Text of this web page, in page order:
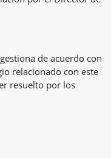
de acuerdo con
relacionado con este
resuelto por los